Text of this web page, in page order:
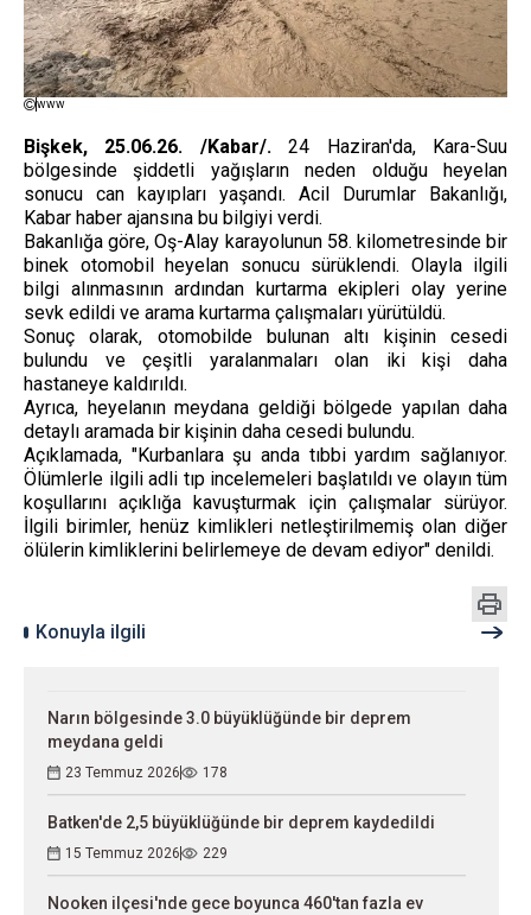
www
Bişkek, 25.06.26. /Kabar/.24 Haziran'da, Kara-Suu
bölgesinde şiddetli yağışların neden olduğu heyelan
sonucu can kayıpları yaşandı. Acil Durumlar Bakanlığı,
Kabar haber ajansına bu bilgiyi verdi.
Bakanlığa göre, Oş-Alay karayolunun 58. kilometresinde bir
binek otomobil heyelan sonucu sürüklendi. Olayla ilgili
bilgi alınmasının ardından kurtarma ekipleri olay yerine
sevk edildi ve arama kurtarma çalışmaları yürütüldü.
Sonuç olarak, otomobilde bulunan altı kişinin cesedi
bulundu ve çeşitli yaralanmaları olan iki kişi daha
hastaneye kaldırıldı.
Ayrıca, heyelanın meydana geldiği bölgede yapılan daha
detaylı aramada bir kişinin daha cesedi bulundu.
Açıklamada, "Kurbanlara şu anda tıbbi yardım sağlanıyor.
Ölümlerle ilgili adli tıp incelemeleri başlatıldı ve olayın tüm
koşullarını açıklığa kavuşturmak için çalışmalar sürüyor.
İlgili birimler, henüz kimlikleri netleştirilmemiş olan diğer
ölülerin kimliklerini belirlemeye de devam ediyor" denildi.
Konuyla ilgili
Narın bölgesinde 3.0 büyüklüğünde bir deprem
meydana geldi
23 Temmuz 2026 178
Batken'de 2,5 büyüklüğünde bir deprem kaydedildi
15 Temmuz 2026 229
Nooken ilçesi'nde gece boyunca 460'tan fazla ev